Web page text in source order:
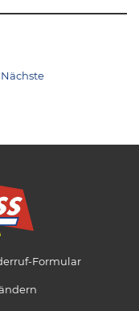
Nächste
Formular